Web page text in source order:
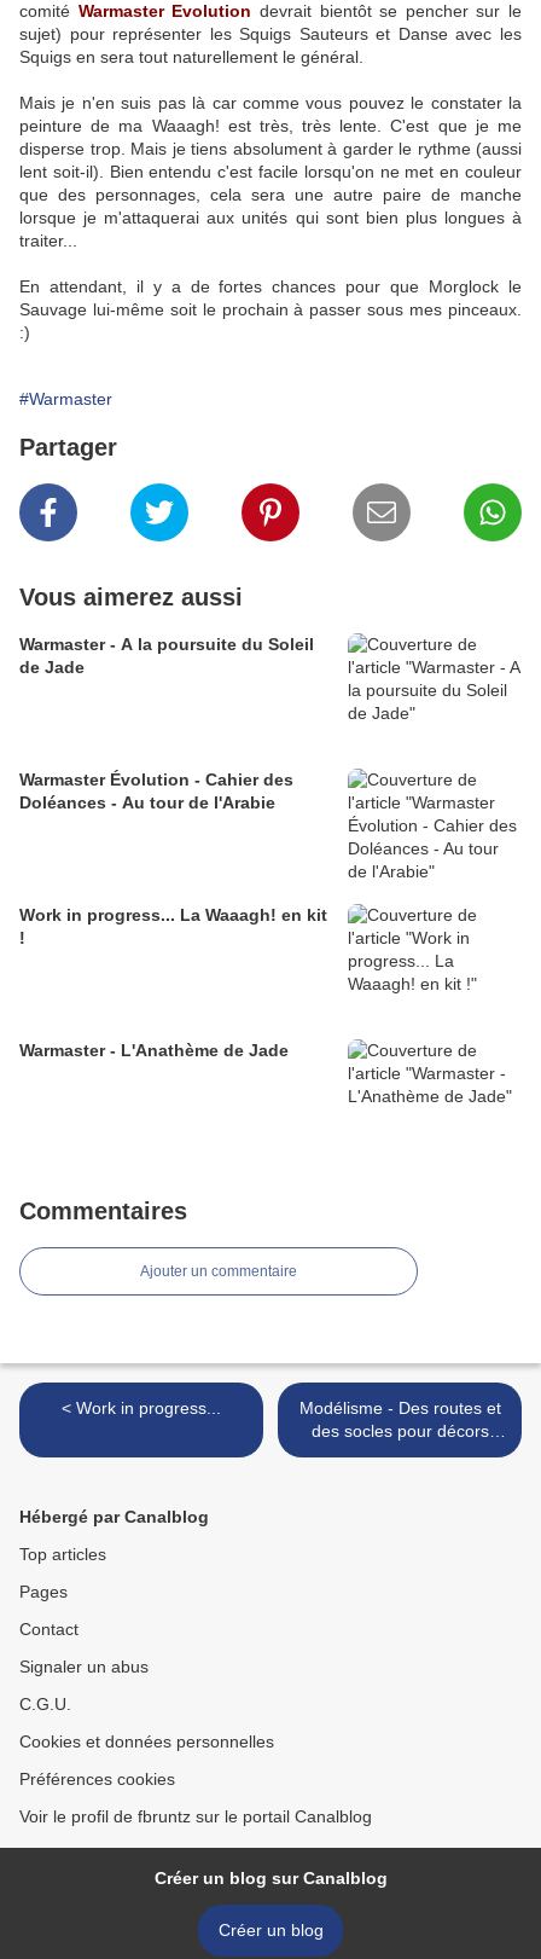
comité Warmaster Evolution devrait bientôt se pencher sur le
sujet) pour représenter les Squigs Sauteurs et Danse avec les
Squigs en sera tout naturellement le général.
Mais je n'en suis pas là car comme vous pouvez le constater la
peinture de ma Waaagh! est très, très lente. C'est que je me
disperse trop. Mais je tiens absolument à garder le rythme (aussi
lent soit-il). Bien entendu c'est facile lorsqu'on ne met en couleur
que des personnages, cela sera une autre paire de manche
lorsque je m'attaquerai aux unités qui sont bien plus longues à
traiter...
En attendant, il y a de fortes chances pour que Morglock le
Sauvage lui-même soit le prochain à passer sous mes pinceaux.
:)
#Warmaster
Partager
Vous aimerez aussi
Warmaster - A la poursuite du Soleil
de Jade
Warmaster Évolution - Cahier des
Doléances - Au tour de l'Arabie
Work in progress... La Waaagh! en kit
!
Warmaster - L'Anathème de Jade
Commentaires
Ajouter un commentaire
< Work in progress...
Modélisme - Des routes et
des socles pour décors
forestiers/urbains simples et
Hébergé par Canalblog
Top articles
Pages
Contact
Signaler un abus
C.G.U.
Cookies et données personnelles
Préférences cookies
Voir le profil de fbruntz sur le portail Canalblog
Créer un blog sur Canalblog
Créer un blog